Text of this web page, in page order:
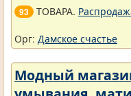
93 ТОВАРА.
Орг: Дамское счастье
Модный